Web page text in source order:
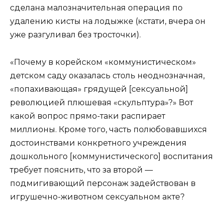
сделана малозначительная операция по
удалению кисты на лодыжке (кстати, вчера он
уже разгуливал без тросточки).
«Почему в корейском «коммунистическом»
детском саду оказалась столь неоднозначная,
«попахивающая» грядущей [сексуальной]
революцией плюшевая «скульптура»?» Вот
какой вопрос прямо-таки распирает
миллионы. Кроме того, часть полюбовавшихся
достоинствами конкретного учреждения
дошкольного [коммунистического] воспитания
требует пояснить, что за второй —
подмигивающий персонаж задействован в
игрушечно-животном сексуальном акте?